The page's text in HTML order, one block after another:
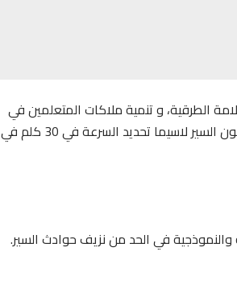
الطرقية، و تنمية ملاكات المتعلمين في
هذا المجال، من أجل تقوية قدراتهم في كيفية استعمال الطريق، والإلتزام بقانون السير لاسيما تحديد السرعة في 30 كلم في
والنموذجية في الحد من نزيف حوادث السير.